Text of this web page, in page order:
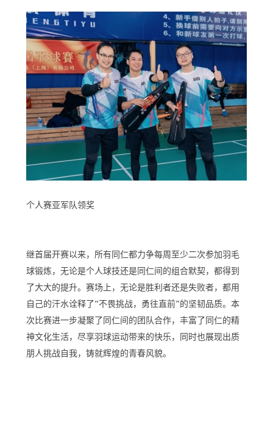
个人赛亚军队领奖
继首届开赛以来，所有同仁都力争每周至少二次参加羽毛
球锻炼，无论是个人球技还是同仁间的组合默契，都得到
了大大的提升。赛场上，无论是胜利者还是失败者，都用
自己的汗水诠释了“不畏挑战，勇往直前”的坚韧品质。本
次比赛进一步凝聚了同仁间的团队合作，丰富了同仁的精
神文化生活，尽享羽球运动带来的快乐，同时也展现出质
朋人挑战自我，铸就辉煌的青春风貌。